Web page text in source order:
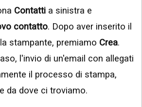
Contatti a sinistra e
contatto. Dopo aver inserito il
stampante, premiamo Crea.
l'invio di un'email con allegati
il processo di stampa,
da dove ci troviamo.